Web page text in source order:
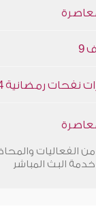
9
رمضانية 1444هـ
9
من الفعاليات
خدمة البث المباشر